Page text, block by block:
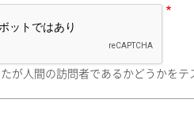
先）
が人間の訪問者であるかどうかを